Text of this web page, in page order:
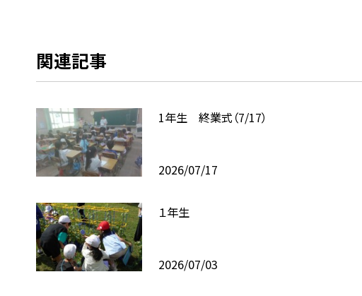
関連記事
1年生 終業式（7/17）
2026/07/17
１年生
2026/07/03